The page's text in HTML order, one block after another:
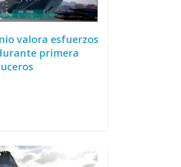
valora esfuerzos
primera